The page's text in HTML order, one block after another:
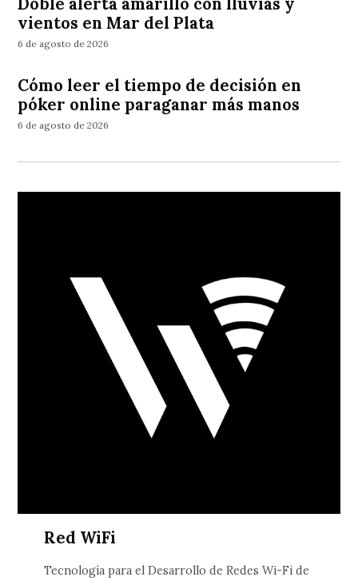
vientos en Mar del Plata
6 de agosto de 2026
Cómo leer el tiempo de decisión en
póker online paraganar más manos
6 de agosto de 2026
Red WiFi
Tecnología para el Desarrollo de Redes Wi-Fi de